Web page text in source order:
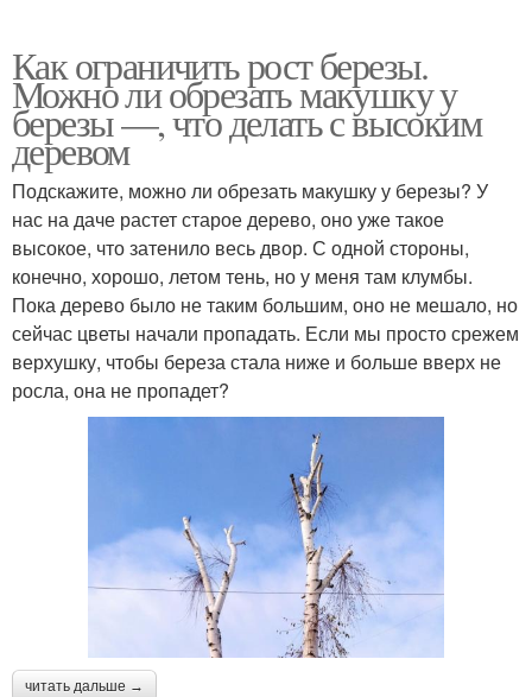
Как ограничить рост березы.
Можно ли обрезать макушку у
березы —, что делать с высоким
деревом
Подскажите, можно ли обрезать макушку у березы? У
нас на даче растет старое дерево, оно уже такое
высокое, что затенило весь двор. С одной стороны,
конечно, хорошо, летом тень, но у меня там клумбы.
Пока дерево было не таким большим, оно не мешало, но
сейчас цветы начали пропадать. Если мы просто срежем
верхушку, чтобы береза стала ниже и больше вверх не
росла, она не пропадет?
читать дальше →